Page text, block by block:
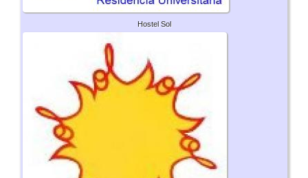
Hostel Sol